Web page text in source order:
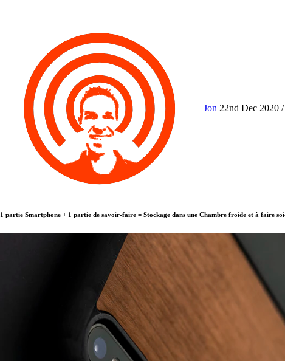
Jon 22nd Dec 2020 /
1 partie Smartphone + 1 partie de savoir-faire = Stockage dans une Chambre froide et à faire